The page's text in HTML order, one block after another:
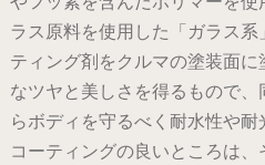
ラス原料を使用した「ガラス
ティング剤をクルマの塗装面
なツヤと美しさを得るもので
らボディを守るべく耐水性や
コーティングの良いところは